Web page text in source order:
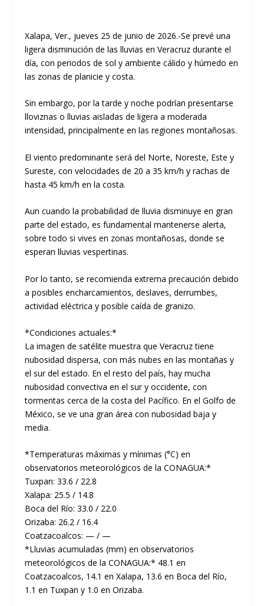
Xalapa, Ver., jueves 25 de junio de 2026.-Se prevé una
ligera disminución de las lluvias en Veracruz durante el
día, con periodos de sol y ambiente cálido y húmedo en
las zonas de planicie y costa.
Sin embargo, por la tarde y noche podrían presentarse
lloviznas o lluvias aisladas de ligera a moderada
intensidad, principalmente en las regiones montañosas.
El viento predominante será del Norte, Noreste, Este y
Sureste, con velocidades de 20 a 35 km/h y rachas de
hasta 45 km/h en la costa.
Aun cuando la probabilidad de lluvia disminuye en gran
parte del estado, es fundamental mantenerse alerta,
sobre todo si vives en zonas montañosas, donde se
esperan lluvias vespertinas.
Por lo tanto, se recomienda extrema precaución debido
a posibles encharcamientos, deslaves, derrumbes,
actividad eléctrica y posible caída de granizo.
*Condiciones actuales:*
La imagen de satélite muestra que Veracruz tiene
nubosidad dispersa, con más nubes en las montañas y
el sur del estado. En el resto del país, hay mucha
nubosidad convectiva en el sur y occidente, con
tormentas cerca de la costa del Pacífico. En el Golfo de
México, se ve una gran área con nubosidad baja y
media.
*Temperaturas máximas y mínimas (°C) en
observatorios meteorológicos de la CONAGUA:*
Tuxpan: 33.6 / 22.8
Xalapa: 25.5 / 14.8
Boca del Río: 33.0 / 22.0
Orizaba: 26.2 / 16.4
Coatzacoalcos: — / —
*Lluvias acumuladas (mm) en observatorios
meteorológicos de la CONAGUA:* 48.1 en
Coatzacoalcos, 14.1 en Xalapa, 13.6 en Boca del Río,
1.1 en Tuxpan y 1.0 en Orizaba.